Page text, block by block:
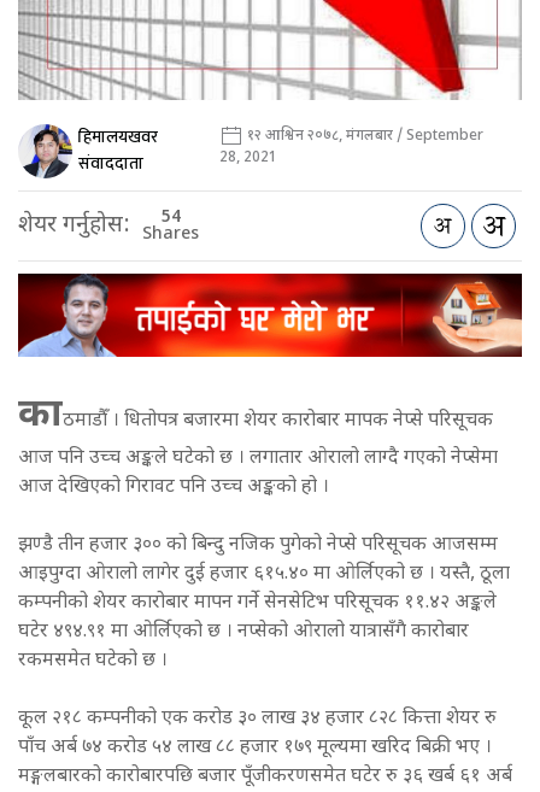
हिमालयखवर
संवाददाता
१२ आश्विन २०७८, मंगलबार / September
28, 2021
शेयर गर्नुहोस: 54
Shares
काठमाडौँ । धितोपत्र बजारमा शेयर कारोबार मापक नेप्से परिसूचक
आज पनि उच्च अङ्कले घटेको छ । लगातार ओरालो लाग्दै गएको नेप्सेमा
आज देखिएको गिरावट पनि उच्च अङ्कको हो ।
झण्डै तीन हजार ३०० को बिन्दु नजिक पुगेको नेप्से परिसूचक आजसम्म
आइपुग्दा ओरालो लागेर दुई हजार ६१५.४० मा ओर्लिएको छ । यस्तै, ठूला
कम्पनीको शेयर कारोबार मापन गर्ने सेनसेटिभ परिसूचक ११.४२ अङ्कले
घटेर ४९४.९१ मा ओर्लिएको छ । नप्सेको ओरालो यात्रासँगै कारोबार
रकमसमेत घटेको छ ।
कूल २१८ कम्पनीको एक करोड ३० लाख ३४ हजार ८२८ कित्ता शेयर रु
पाँच अर्ब ७४ करोड ५४ लाख ८८ हजार १७९ मूल्यमा खरिद बिक्री भए ।
मङ्गलबारको कारोबारपछि बजार पूँजीकरणसमेत घटेर रु ३६ खर्ब ६१ अर्ब